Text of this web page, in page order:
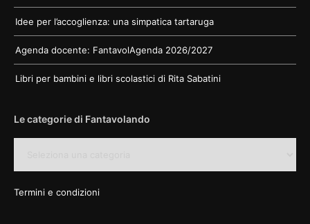
Idee per l’accoglienza: una simpatica tartaruga
Agenda docente: FantavolAgenda 2026/2027
Libri per bambini e libri scolastici di Rita Sabatini
Le categorie di Fantavolando
di
Fantavolando
Termini e condizioni